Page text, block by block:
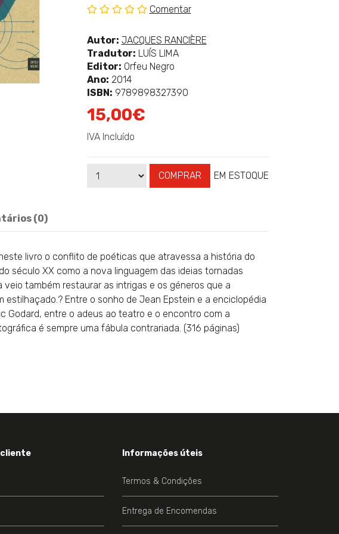
classificação
Comentar
Autor: Ver
mais
sobre
JACQUES RANCIÈRE
Tradutor: LUÍS LIMA
Editor: Orfeu Negro
Ano: 2014
ISBN: 9789898327390
15,00€
IVA Incluído
Qtd COMPRAR
Disponibilidade: EM ESTOQUE
(0)
livro o conflito de poéticas que atravessa a história do
século XX como a nova linguagem das ideias tornadas
veio também restaurar as intrigas e os géneros que a
estilhaçado.? Entre o sonho de Jean Epstein e a enciclopédia
Godard, entre o adeus ao teatro e o encontro com a
é sempre uma fábula contrariada. (316 páginas)
cliente Informações úteis
Termos & Condições
Entrega de Encomendas